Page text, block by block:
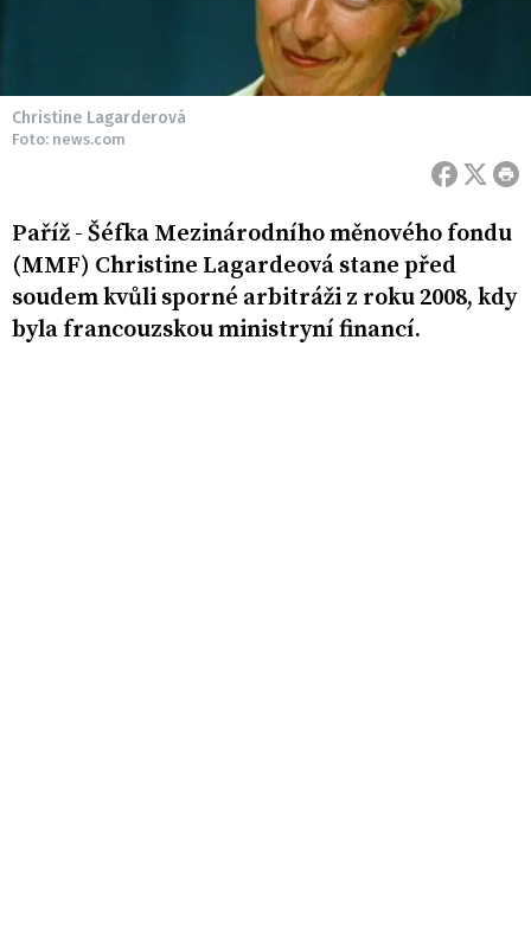
Christine Lagarderová
Foto: news.com
Paříž - Šéfka Mezinárodního měnového fondu
(MMF) Christine Lagardeová stane před
soudem kvůli sporné arbitráži z roku 2008, kdy
byla francouzskou ministryní financí.